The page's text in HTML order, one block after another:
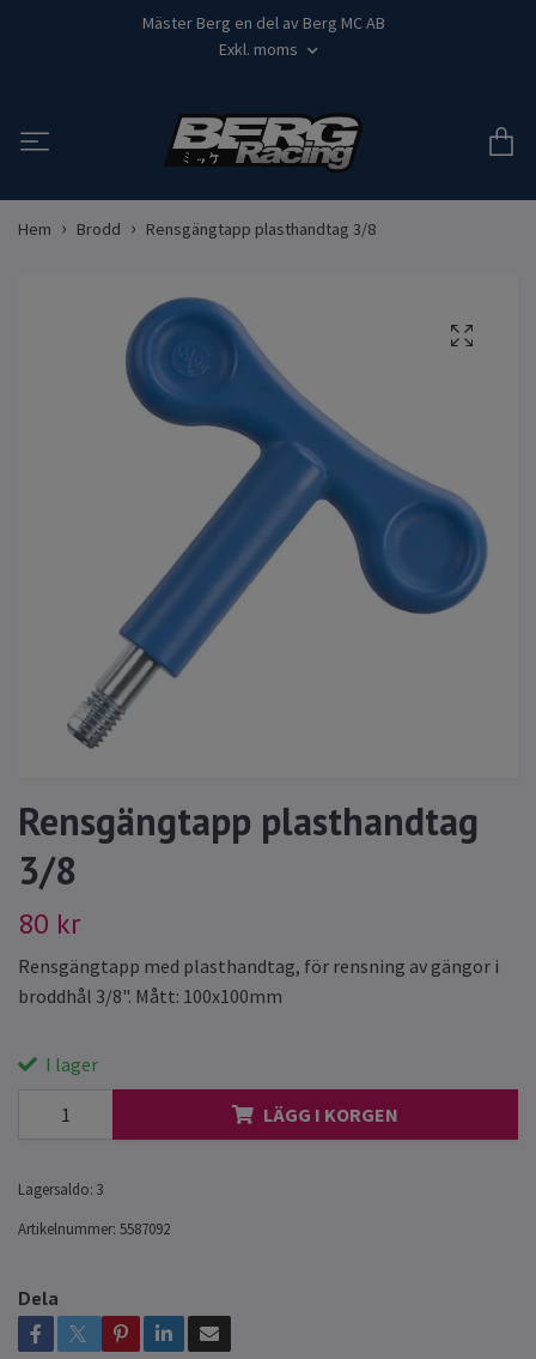
Mäster Berg en del av Berg MC AB
Exkl. moms
Hem Brodd Rensgängtapp plasthandtag 3/8
Rensgängtapp plasthandtag
3/8
80 kr
Rensgängtapp med plasthandtag, för rensning av gängor i
broddhål 3/8". Mått: 100x100mm
I lager
LÄGG I KORGEN
Lagersaldo: 3
Artikelnummer: 5587092
Dela